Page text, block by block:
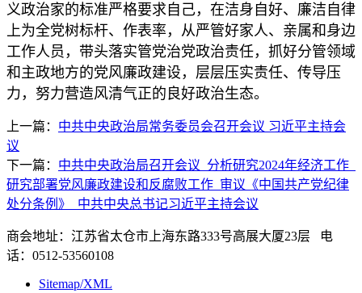
义政治家的标准严格要求自己，在洁身自好、廉洁自律
上为全党树标杆、作表率，从严管好家人、亲属和身边
工作人员，带头落实管党治党政治责任，抓好分管领域
和主政地方的党风廉政建设，层层压实责任、传导压
力，努力营造风清气正的良好政治生态。
上一篇： 中共中央政治局常务委员会召开会议 习近平主持会
议
下一篇： 中共中央政治局召开会议 分析研究2024年经济工作
研究部署党风廉政建设和反腐败工作 审议《中国共产党纪律
处分条例》 中共中央总书记习近平主持会议
商会地址：江苏省太仓市上海东路333号高展大厦23层 电
话：0512-53560108
Sitemap/XML